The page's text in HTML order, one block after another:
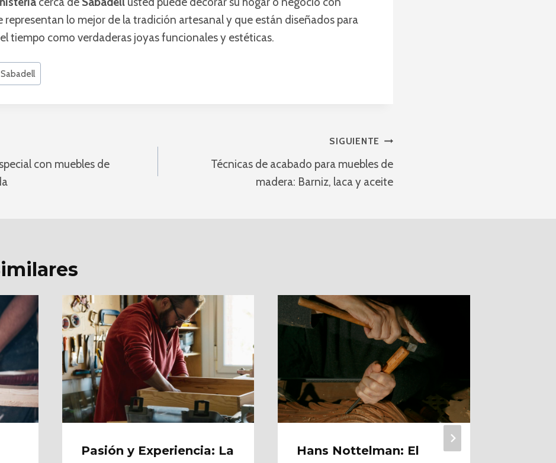
representan lo mejor de la tradición artesanal y que están diseñados para
tiempo como verdaderas joyas funcionales y estéticas.
con muebles de
SIGUIENTE
Técnicas de acabado para muebles de
madera: Barniz, laca y aceite
Pasión y Experiencia: La
Hans Nottelman: El